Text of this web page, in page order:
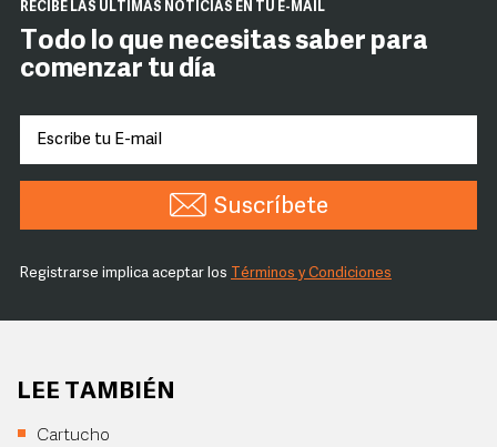
RECIBE LAS ÚLTIMAS NOTICIAS EN TU E-MAIL
Todo lo que necesitas saber para
comenzar tu día
Suscríbete
Registrarse implica aceptar los Términos y Condiciones
LEE TAMBIÉN
Cartucho